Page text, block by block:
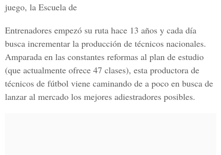
juego, la Escuela de
Entrenadores empezó su ruta hace 13 años y cada día
busca incrementar la producción de técnicos nacionales.
Amparada en las constantes reformas al plan de estudio
(que actualmente ofrece 47 clases), esta productora de
técnicos de fútbol viene caminando de a poco en busca de
lanzar al mercado los mejores adiestradores posibles.